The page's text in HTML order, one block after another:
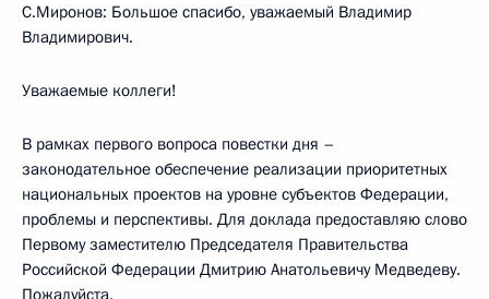
С.Миронов: Большое спасибо, уважаемый Владимир
Владимирович.
Уважаемые коллеги!
В рамках первого вопроса повестки дня –
законодательное обеспечение реализации приоритетных
национальных проектов на уровне субъектов Федерации,
проблемы и перспективы. Для доклада предоставляю слово
Первому заместителю Председателя Правительства
Российской Федерации Дмитрию Анатольевичу Медведеву.
Пожалуйста.